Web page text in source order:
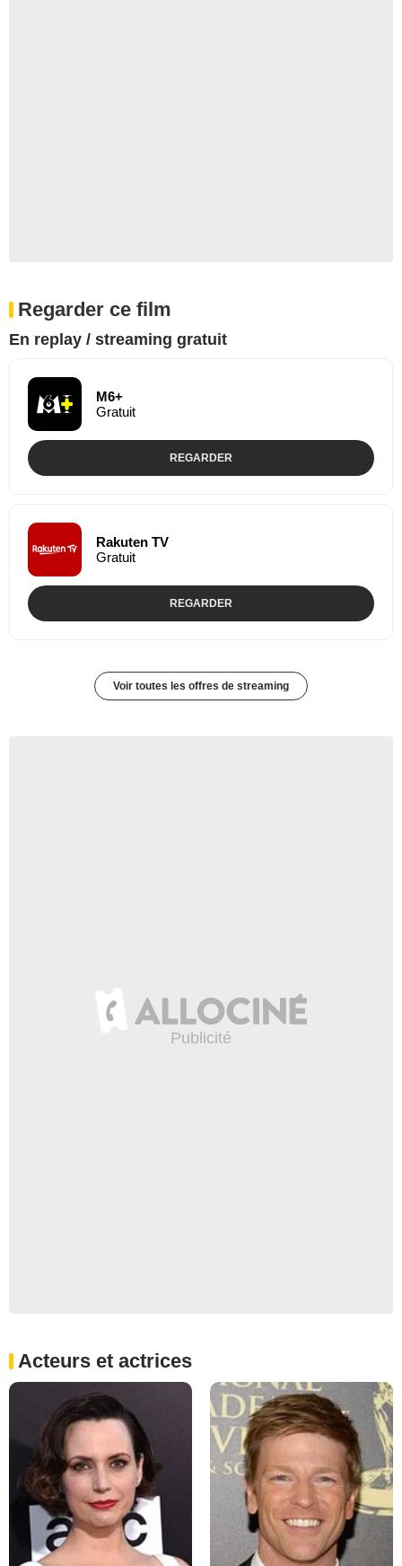
Regarder ce film
En replay / streaming gratuit
M6+
Gratuit
REGARDER
Rakuten TV
Gratuit
REGARDER
Voir toutes les offres de streaming
Acteurs et actrices